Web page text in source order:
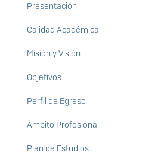
Presentación
Calidad Académica
Misión y Visión
Objetivos
Perfil de Egreso
Ámbito Profesional
Plan de Estudios